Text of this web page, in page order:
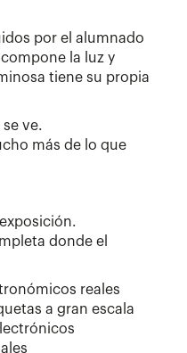
por el alumnado
la luz y
tiene su propia
ve.
más de lo que
donde el
reales
a gran escala